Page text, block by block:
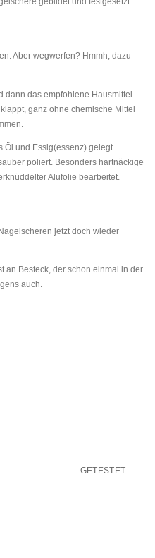
Aber wegwerfen? Hmmh, dazu
dann das empfohlene Hausmittel
ganz ohne chemische Mittel
Öl und Essig(essenz) gelegt.
poliert. Besonders hartnäckige
Alufolie bearbeitet.
jetzt doch wieder
an Besteck, der schon einmal in der
auch.
GETESTET